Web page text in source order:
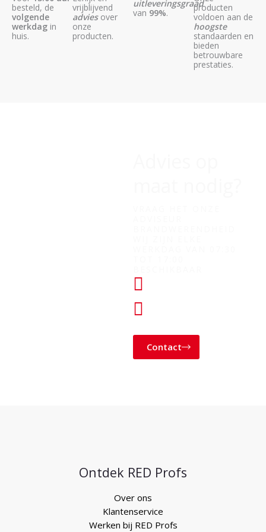
besteld, de
volgende
werkdag in
huis.
vrijblijvend
adviesover
onze
producten.
uitleveringsgraad
van 99%.
producten
voldoen aan de
hoogste
standaarden en
bieden
betrouwbare
prestaties.
Contact
Ontdek RED Profs
Over ons
Klantenservice
Werken bij RED Profs